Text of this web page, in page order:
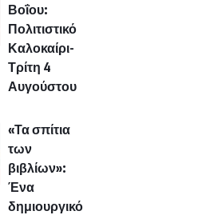
Βοΐου:
Πολιτιστικό
Καλοκαίρι-
Τρίτη 4
Αυγούστου
«Τα σπίτια
των
βιβλίων»:
Ένα
δημιουργικό